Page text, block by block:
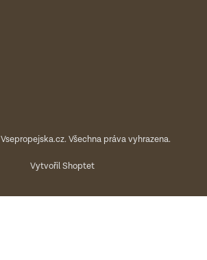
Vytvořil Shoptet
Vsepropejska.cz. Všechna práva vyhrazena.